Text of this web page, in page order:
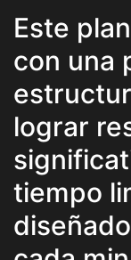
Este
con una
lograr
tiempo